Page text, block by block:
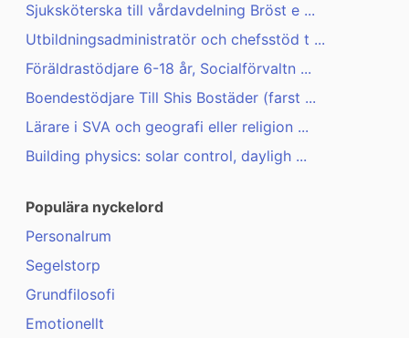
Sjuksköterska till vårdavdelning Bröst e ...
Utbildningsadministratör och chefsstöd t ...
Föräldrastödjare 6-18 år, Socialförvaltn ...
Boendestödjare Till Shis Bostäder (farst ...
Lärare i SVA och geografi eller religion ...
Building physics: solar control, dayligh ...
Populära nyckelord
Personalrum
Segelstorp
Grundfilosofi
Emotionellt